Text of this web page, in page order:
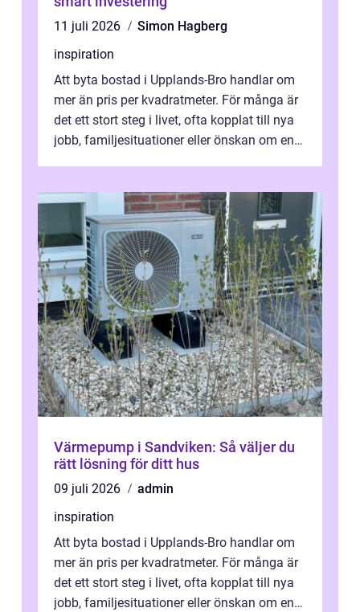
11 juli 2026
Simon Hagberg
inspiration
Att byta bostad i Upplands-Bro handlar om
mer än pris per kvadratmeter. För många är
det ett stort steg i livet, ofta kopplat till nya
jobb, familjesituationer eller önskan om en
Värmepump i Sandviken: Så väljer du
rätt lösning för ditt hus
09 juli 2026
admin
inspiration
Att byta bostad i Upplands-Bro handlar om
mer än pris per kvadratmeter. För många är
det ett stort steg i livet, ofta kopplat till nya
jobb, familjesituationer eller önskan om en